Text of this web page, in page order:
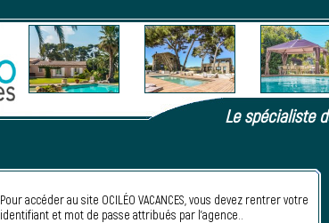
Le spécialiste
Pour accéder au site OCILÉO VACANCES, vous devez rentrer votre
identifiant et mot de passe attribués par l’agence..